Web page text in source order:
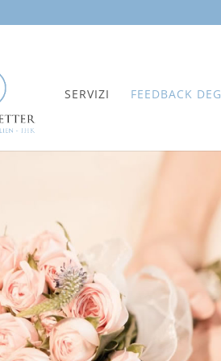
SERVIZI FEEDBACK